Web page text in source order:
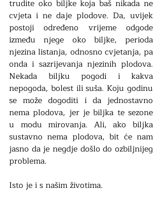
trudite oko biljke koja baš nikada ne
cvjeta i ne daje plodove. Da, uvijek
postoji određeno vrijeme odgode
između njege oko biljke, perioda
njezina listanja, odnosno cvjetanja, pa
onda i sazrijevanja njezinih plodova.
Nekada biljku pogodi i kakva
nepogoda, bolest ili suša. Koju godinu
se može dogoditi i da jednostavno
nema plodova, jer je biljka te sezone
u modu mirovanja. Ali, ako biljka
sustavno nema plodova, bit će nam
jasno da je negdje došlo do ozbiljnijeg
problema.
Isto je i s našim životima.